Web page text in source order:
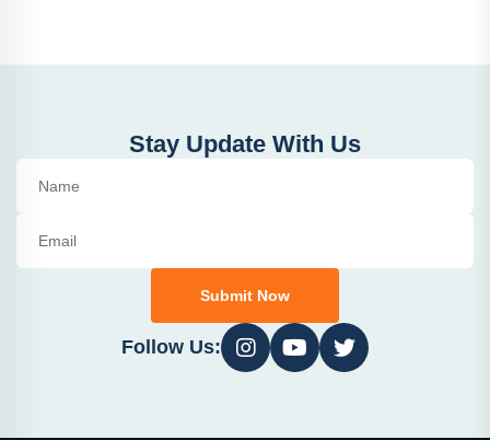
Stay Update With Us
Submit Now
Follow Us: